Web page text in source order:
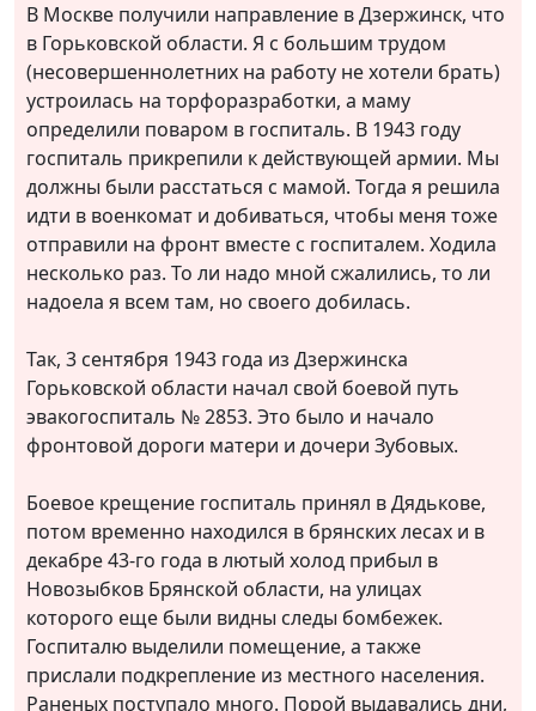
В Москве получили направление в Дзержинск, что
в Горьковской области. Я с большим трудом
(несовершеннолетних на работу не хотели брать)
устроилась на торфоразработки, а маму
определили поваром в госпиталь. В 1943 году
госпиталь прикрепили к действующей армии. Мы
должны были расстаться с мамой. Тогда я решила
идти в военкомат и добиваться, чтобы меня тоже
отправили на фронт вместе с госпиталем. Ходила
несколько раз. То ли надо мной сжалились, то ли
надоела я всем там, но своего добилась.
Так, 3 сентября 1943 года из Дзержинска
Горьковской области начал свой боевой путь
эвакогоспиталь № 2853. Это было и начало
фронтовой дороги матери и дочери Зубовых.
Боевое крещение госпиталь принял в Дядькове,
потом временно находился в брянских лесах и в
декабре 43-го года в лютый холод прибыл в
Новозыбков Брянской области, на улицах
которого еще были видны следы бомбежек.
Госпиталю выделили помещение, а также
прислали подкрепление из местного населения.
Раненых поступало много. Порой выдавались дни,